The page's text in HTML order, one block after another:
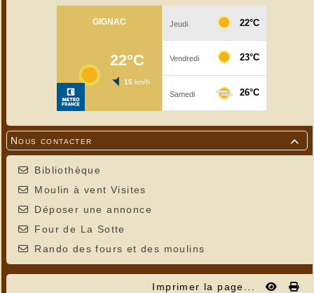

Nous contacter
Bibliothèque
Moulin à vent Visites
Déposer une annonce
Four de La Sotte
Rando des fours et des moulins
Imprimer la page...